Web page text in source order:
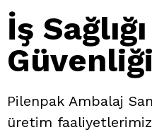
İş
Pilenpak Ambalaj
üretim